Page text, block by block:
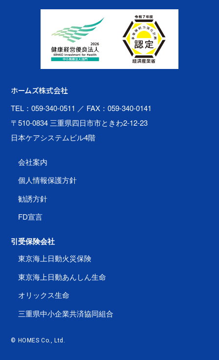
ホームズ株式会社
TEL：059-340-0511 ／ FAX：059-340-0141
〒510-0834 三重県四日市市ときわ2-12-23
日本ケアシステムビル4階
会社案内
個人情報保護方針
勧誘方針
FD宣言
引受保険会社
東京海上日動火災保険
東京海上日動あんしん生命
オリックス生命
三重県中小企業共済協同組合
© HOMES Co., Ltd.